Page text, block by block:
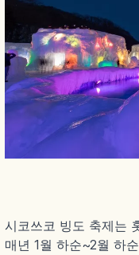
시코쓰코 빙도 축제는
매년 1월 하순~2월 하